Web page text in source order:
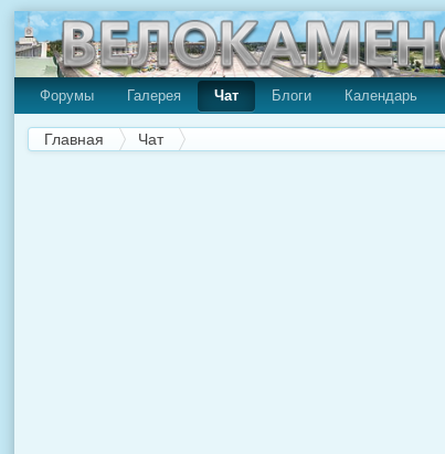
Форумы Галерея Чат Блоги Календарь
Главная Чат